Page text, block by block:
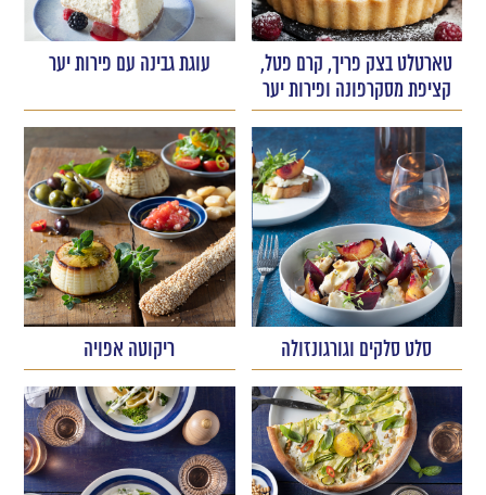
טארטלט בצק פריך, קרם פטל,
קציפת מסקרפונה ופירות יער
עוגת גבינה עם פירות יער
סלט סלקים וגורגונזולה ריקוטה אפויה